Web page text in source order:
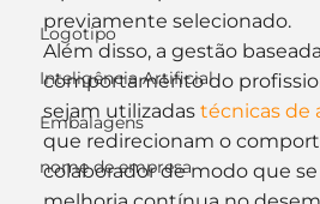
Logotipo
Inteligência Artificial
Embalagens
nome de empresa
previamente selecionado.
Além disso, a gestão
comportamento do
sejam utilizadas técnicas de
que redirecionam o
colaborador de modo que